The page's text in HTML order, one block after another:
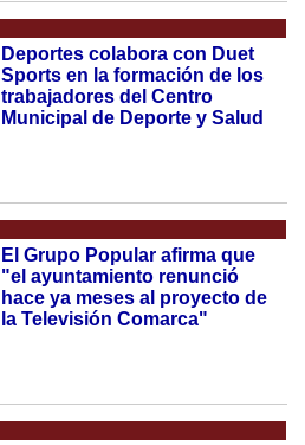
Deportes colabora con Duet
Sports en la formación de los
trabajadores del Centro
Municipal de Deporte y Salud
El Grupo Popular afirma que
"el ayuntamiento renunció
hace ya meses al proyecto de
la Televisión Comarca"